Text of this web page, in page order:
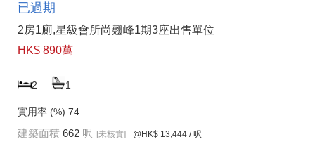
已過期
2房1廁,星級會所尚翹峰1期3座出售單位
HK$ 890萬
2 1
實用率 (%) 74
建築面積 662 呎 [未核實] @HK$ 13,444 / 呎